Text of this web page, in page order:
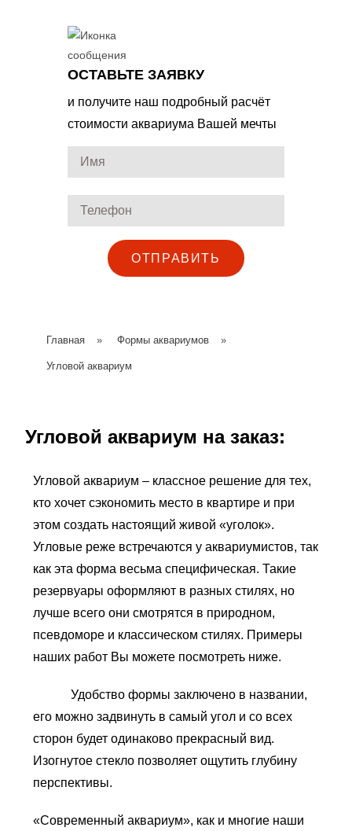
ОСТАВЬТЕ ЗАЯВКУ
и получите наш подробный расчёт
стоимости аквариума Вашей мечты
ОТПРАВИТЬ
Главная » Формы аквариумов »
Угловой аквариум
Угловой аквариум на заказ:
Угловой аквариум – классное решение для тех,
кто хочет сэкономить место в квартире и при
этом создать настоящий живой «уголок».
Угловые реже встречаются у аквариумистов, так
как эта форма весьма специфическая. Такие
резервуары оформляют в разных стилях, но
лучше всего они смотрятся в природном,
псевдоморе и классическом стилях. Примеры
наших работ Вы можете посмотреть ниже.
Удобство формы заключено в названии,
его можно задвинуть в самый угол и со всех
сторон будет одинаково прекрасный вид.
Изогнутое стекло позволяет ощутить глубину
перспективы.
«Современный аквариум», как и многие наши